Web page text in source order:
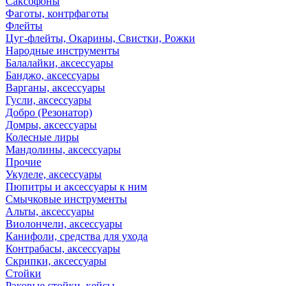
Фаготы, контрфаготы
Флейты
Цуг-флейты, Окарины, Свистки, Рожки
Народные инструменты
Балалайки, аксессуары
Банджо, аксессуары
Варганы, аксессуары
Гусли, аксессуары
Добро (Резонатор)
Домры, аксессуары
Колесные лиры
Мандолины, аксессуары
Прочие
Укулеле, аксессуары
Пюпитры и аксессуары к ним
Смычковые инструменты
Альты, аксессуары
Виолончели, аксессуары
Канифоли, средства для ухода
Контрабасы, аксессуары
Скрипки, аксессуары
Стойки